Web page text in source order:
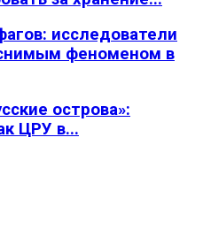
исследователи
феноменом в
острова»:
ЦРУ в...